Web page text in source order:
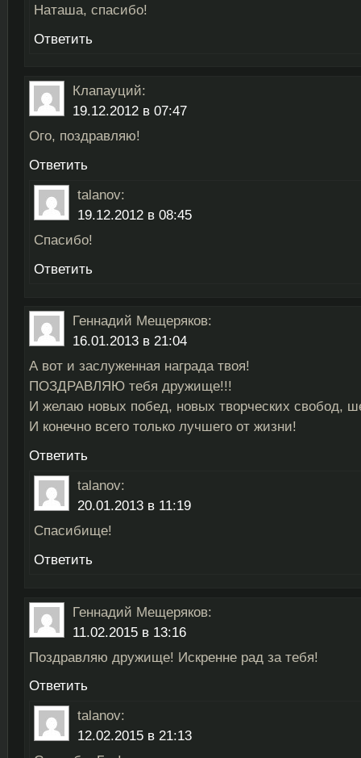
Наташа, спасибо!
Ответить
Клапауций:
19.12.2012 в 07:47
Ого, поздравляю!
Ответить
talanov:
19.12.2012 в 08:45
Спасибо!
Ответить
Геннадий Мещеряков:
16.01.2013 в 21:04
А вот и заслуженная награда твоя!
ПОЗДРАВЛЯЮ тебя дружище!!!
И желаю новых побед, новых творческих свобод,
И конечно всего только лучшего от жизни!
Ответить
talanov:
20.01.2013 в 11:19
Спасибище!
Ответить
Геннадий Мещеряков:
11.02.2015 в 13:16
Поздравляю дружище! Искренне рад за тебя!
Ответить
talanov:
12.02.2015 в 21:13